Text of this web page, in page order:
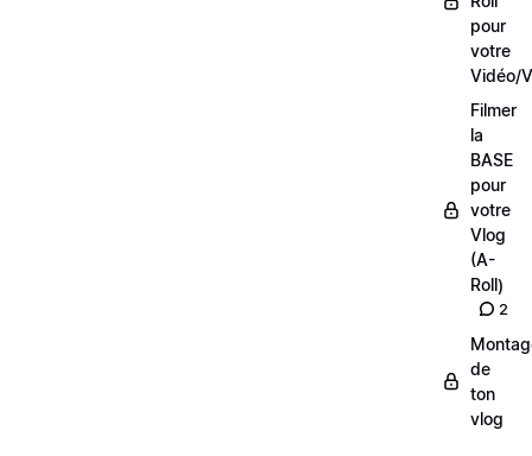
pour
votre
Vidéo/
Filmer
la
BASE
pour
votre
Vlog
(A-
Roll)
2
de
ton
vlog